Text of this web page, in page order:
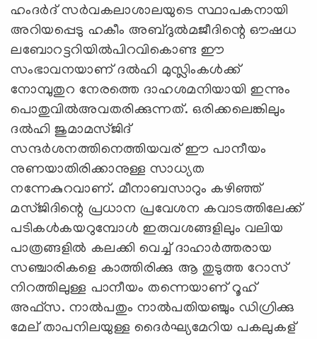
ഹംദര്‍ദ് സര്‍വകലാശാലയുടെ സ്ഥാപകനായി
അറിയപ്പെടു ഹകീം അബ്ദുല്‍മജീദിന്റെ ഔഷധ
ലബോറട്ടറിയില്‍പിറവികൊണ്ട ഈ
സംഭാവനയാണ് ദല്‍ഹി മുസ്ലിംകള്‍ക്ക്
നോമ്പുതുറ നേരത്തെ ദാഹശമനിയായി ഇന്നും
പൊതുവില്‍അവതരിക്കുന്നത്. ഒരിക്കലെങ്കിലും
ദല്‍ഹി ജുമാമസ്ജിദ്
സന്ദര്‍ശനത്തിനെത്തിയവര് ഈ പാനീയം
നുണയാതിരിക്കാനുള്ള സാധ്യത
നന്നേകുറവാണ്. മീനാബസാറും കഴിഞ്ഞ്
മസ്ജിദിന്റെ പ്രധാന പ്രവേശന കവാടത്തിലേക്ക്
പടികള്‍കയറുമ്പോള്‍ ഇരുവശങ്ങളിലും വലിയ
പാത്രങ്ങളില്‍ കലക്കി വെച്ച് ദാഹാര്‍ത്തരായ
സഞ്ചാരികളെ കാത്തിരിക്കു ആ തുടുത്ത റോസ്
നിറത്തിലുള്ള പാനീയം തന്നെയാണ് റൂഹ്
അഫ്‌സ. നാല്‍പതും നാല്‍പതിയഞ്ചും ഡിഗ്രിക്കു
മേല് താപനിലയുള്ള ദൈര്‍ഘ്യമേറിയ പകലുകള്